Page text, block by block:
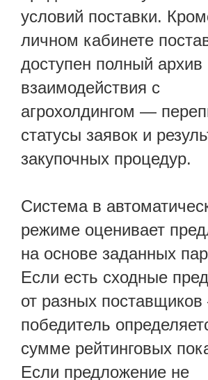
условий поставки.
личном кабинете
доступен полный архив
взаимодействия с
агрохолдингом —
статусы заявок и
закупочных процедур.
Система в
режиме оценивает
на основе заданных
Если есть сходные
от разных
победитель
сумме рейтинговых
Если предложение не